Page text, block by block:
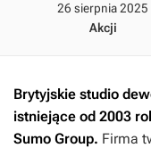
26 sierpnia 2025
Akcji
Brytyjskie studio
istniejące od 2003
Sumo Group. Firma